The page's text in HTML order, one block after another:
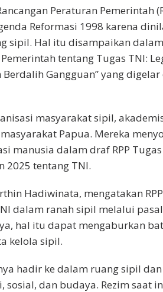
Peraturan Pemerintah
Reformasi 1998 karena
sipil. Hal itu disampaikan
tentang Tugas TNI:
Gangguan” yang
masyarakat sipil,
Papua. Mereka
manusia dalam draf RPP
2025 tentang TNI.
Hadiwinata, mengatakan RPP
dalam ranah sipil melalui
hal itu dapat mengaburkan
kelola sipil.
hadir ke dalam ruang sipil
dan budaya. Rezim saat